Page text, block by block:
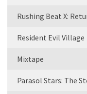
Rushing Beat X:
Resident Evil Village
Mixtape
Parasol Stars: The